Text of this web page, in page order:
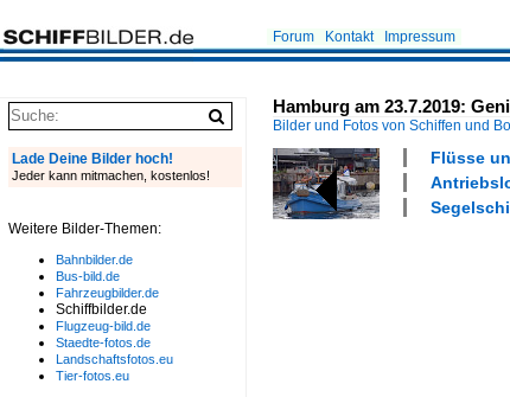
Forum Kontakt Impressum
Hamburg am 23.7.2019:
Bilder und Fotos von Schiffen und
Flüsse
Lade Deine Bilder hoch!
Jeder kann mitmachen, kostenlos!
Weitere Bilder-Themen:
Bahnbilder.de
Bus-bild.de
Fahrzeugbilder.de
Schiffbilder.de
Flugzeug-bild.de
Staedte-fotos.de
Landschaftsfotos.eu
Tier-fotos.eu